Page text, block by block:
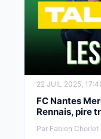
22 JUIL 2025,
FC Nantes
Rennais, pire
Par Fabien Chorlet